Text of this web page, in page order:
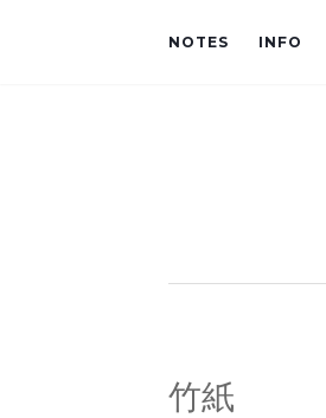
NOTES INFO
竹紙